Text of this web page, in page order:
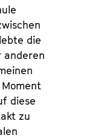
die
anderen
diese
zu